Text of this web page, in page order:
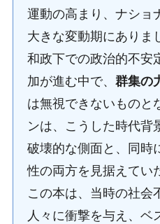
運動の高まり、ナショ
大きな変動期にありま
和政下での政治的不安
加が進む中で、 群集の
は無視できないものと
ンは、こうした時代背
破壊的な側面と、同時
性の両方を見据えてい
この本は、当時の社会
人々に衝撃を与え、ベ